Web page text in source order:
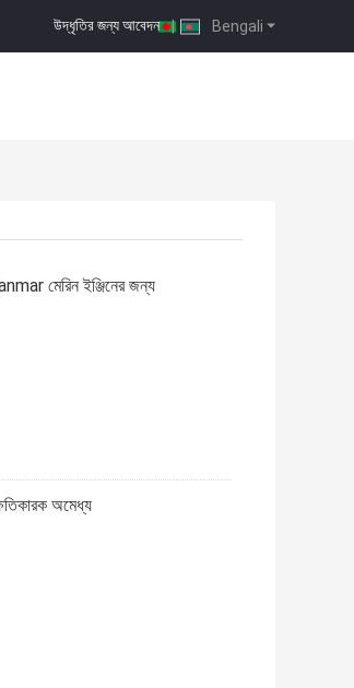
Bengali
উদ্ধৃতির জন্য আবেদন |
মেরিন ইঞ্জিনের জন্য
অমেধ্য